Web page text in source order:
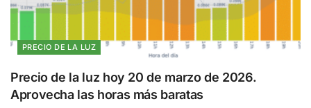
PRECIO DE LA LUZ
Precio de la luz hoy 20 de marzo de 2026.
Aprovecha las horas más baratas